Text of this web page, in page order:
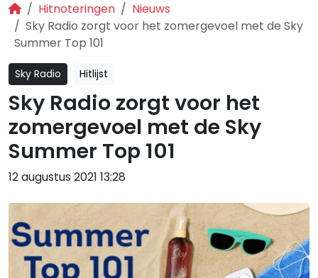
Hitnoteringen
Nieuws
Sky Radio zorgt voor het zomergevoel met de Sky
Summer Top 101
Sky Radio Hitlijst
Sky Radio zorgt voor het
zomergevoel met de Sky
Summer Top 101
12 augustus 2021 13:28